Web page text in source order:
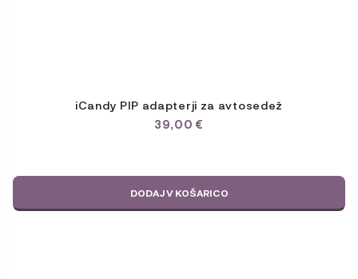
iCandy PIP adapterji za avtosedež
39,00€
DODAJ V KOŠARICO